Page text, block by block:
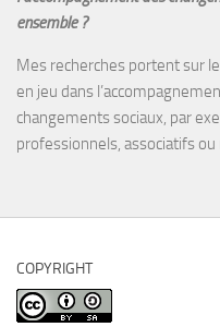
ensemble ?
Mes recherches portent sur
en jeu dans
changements sociaux, par
professionnels, associatifs
COPYRIGHT